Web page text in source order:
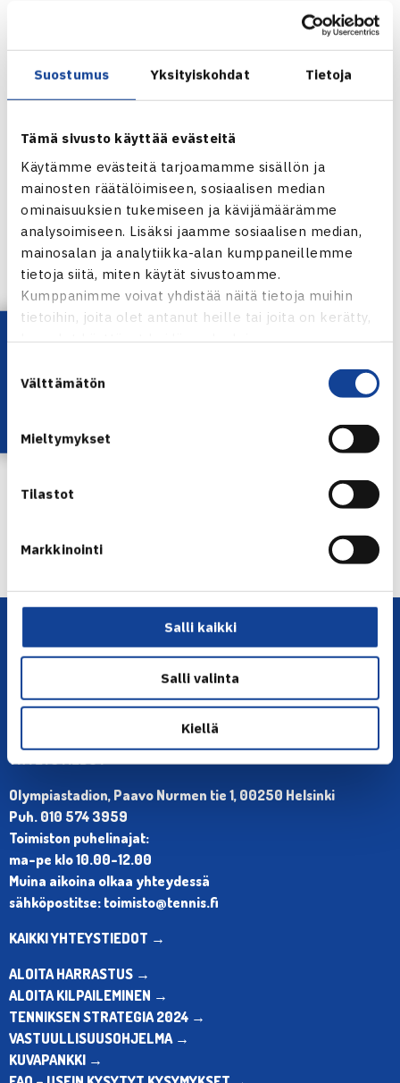
Suostumus Yksityiskohdat Tietoja
Tämä sivusto käyttää evästeitä
Käytämme evästeitä tarjoamamme sisällön ja
mainosten räätälöimiseen, sosiaalisen median
ominaisuuksien tukemiseen ja kävijämäärämme
analysoimiseen. Lisäksi jaamme sosiaalisen median,
mainosalan ja analytiikka-alan kumppaneillemme
tietoja siitä, miten käytät sivustoamme.
Kumppanimme voivat yhdistää näitä tietoja muihin
tietoihin, joita olet antanut heille tai joita on kerätty,
kun olet käyttänyt heidän palvelujaan.
valinta
Välttämätön
Mieltymykset
Tilastot
Markkinointi
Salli kaikki
Salli valinta
Kiellä
Kolmannella kierroksella Suomalainen kohtaa karsintojen
kakkoseksi sijoitetun Etelä-Afrikan Chanel Simmondsin
Rancho Miragen turnauksen pääsarjapaikka aukeaa
Naisten 25.000$ ITF-turnaus
6.-13.2. Rancho Mirage, Kalifornia, USA
Kaksinpelin karsinta
2.kierrosta: Piia Suomalainen (9.) – Eleanor Peters USA 62
64
Rancho Miragen ITF-turnaus verkossa
Jaa:
Seuraava uutinen: Salonen, Pöllänen ja… →
Lataa OmaTennis!
YHTEYSTIEDOT
Olympiastadion, Paavo Nurmen tie 1, 00250 Helsinki
Puh. 010 574 3959
Toimiston puhelinajat:
ma-pe klo 10.00-12.00
Muina aikoina olkaa yhteydessä
sähköpostitse: toimisto@tennis.fi
KAIKKI YHTEYSTIEDOT →
ALOITA HARRASTUS →
ALOITA KILPAILEMINEN →
TENNIKSEN STRATEGIA 2024 →
VASTUULLISUUSOHJELMA →
KUVAPANKKI →